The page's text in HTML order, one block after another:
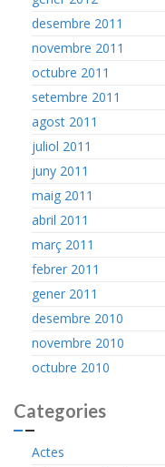
desembre 2011
novembre 2011
octubre 2011
setembre 2011
agost 2011
juliol 2011
juny 2011
maig 2011
abril 2011
març 2011
febrer 2011
gener 2011
desembre 2010
novembre 2010
octubre 2010
Categories
Actes